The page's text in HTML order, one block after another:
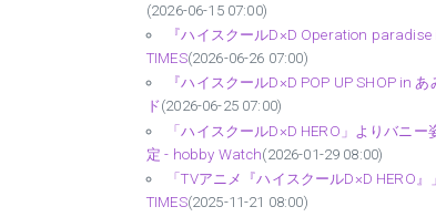
(2026-06-15 07:00)
『ハイスクールD×D Operation
TIMES(2026-06-26 07:00)
『ハイスクールD×D POP UP SHOP in
ド(2026-06-25 07:00)
「ハイスクールD×D HERO」よりバニ
定 - hobby Watch(2026-01-29 08:00)
「TVアニメ『ハイスクールD×D HERO
TIMES(2025-11-21 08:00)